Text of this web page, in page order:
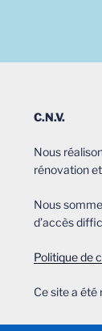
C.N.V.
Nous
rénovation
Nous
d’accès
Politique de
Ce site a été